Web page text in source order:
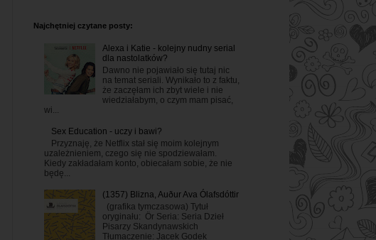
Najchętniej czytane posty:
Alexa i Katie - kolejny nudny serial
dla nastolatków?
Dawno nie pojawiało się tutaj nic
na temat seriali. Wynikało to z faktu,
że zaczęłam ich zbyt wiele i nie
wiedziałabym, o czym mam pisać,
wi...
Sex Education - uczy i bawi?
Przyznaję, że Netflix stał się moim kolejnym
uzależnieniem, czego się nie spodziewałam.
Kiedy zakładałam konto, obiecałam sobie, że nie
będę...
(1357) Blizna, Auður Ava Ólafsdóttir
(grafika tymczasowa) Tytuł
oryginału: Ör Seria: Seria Dzieł
Pisarzy Skandynawskich
Tłumaczenie: Jacek Godek